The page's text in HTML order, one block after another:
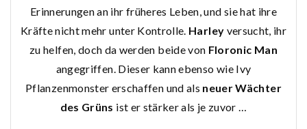
Erinnerungen an ihr früheres Leben, und sie hat ihre
Kräfte nicht mehr unter Kontrolle. Harley versucht, ihr
zu helfen, doch da werden beide von Floronic Man
angegriffen. Dieser kann ebenso wie Ivy
Pflanzenmonster erschaffen und als neuer Wächter
des Grüns ist er stärker als je zuvor …